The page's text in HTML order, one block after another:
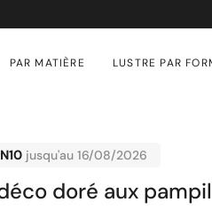
PAR MATIÈRE LUSTRE PAR
jusqu'au 16/08/2026
doré aux